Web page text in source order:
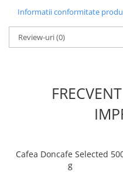
Informatii conformitate
Review-uri(0)
Cafea Doncafe Selected
g